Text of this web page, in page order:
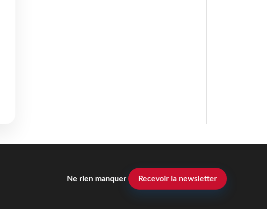
Ne rien manquer Recevoir la newsletter